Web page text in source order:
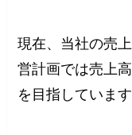
現在、当社の売
営計画では売上
を目指しています